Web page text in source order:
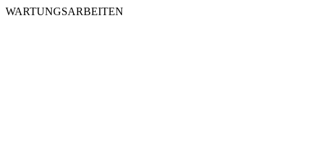
WARTUNGSARBEITEN